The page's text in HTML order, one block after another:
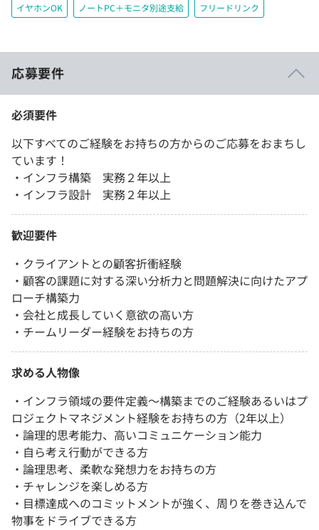
イヤホンOK ノートPC＋モニタ別途支給 フリードリンク
応募要件
必須要件
以下すべてのご経験をお持ちの方からのご応募をおまちし
ています！
・インフラ構築 実務２年以上
・インフラ設計 実務２年以上
歓迎要件
・クライアントとの顧客折衝経験
・顧客の課題に対する深い分析力と問題解決に向けたアプ
ローチ構築力
・会社と成長していく意欲の高い方
・チームリーダー経験をお持ちの方
求める人物像
・インフラ領域の要件定義～構築までのご経験あるいはプ
ロジェクトマネジメント経験をお持ちの方（2年以上）
・論理的思考能力、高いコミュニケーション能力
・自ら考え行動ができる方
・論理思考、柔軟な発想力をお持ちの方
・チャレンジを楽しめる方
・目標達成へのコミットメントが強く、周りを巻き込んで
物事をドライブできる方